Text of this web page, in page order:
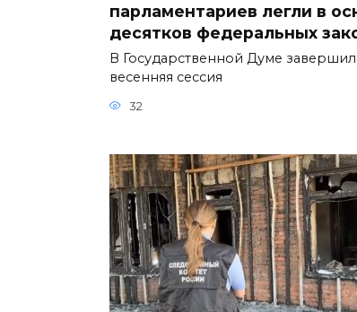
парламентариев легли в
десятков федеральных
В Государственной Думе
весенняя сессия
32